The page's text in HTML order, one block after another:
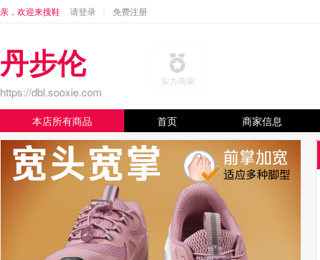
亲，欢迎来搜鞋 请登录 免费注册
丹步伦
https://dbl.sooxie.com
实力商家
本店所有商品 首页 商家信息